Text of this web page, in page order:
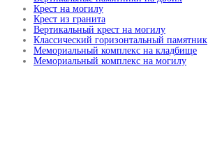
Крест на могилу
Крест из гранита
Вертикальный крест на могилу
Классический горизонтальный памятник
Мемориальный комплекс на кладбище
Мемориальный комплекс на могилу